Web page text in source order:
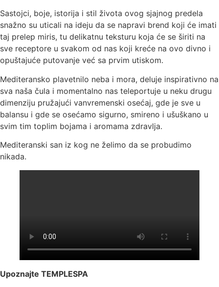
Sastojci, boje, istorija i stil života ovog sjajnog predela
snažno su uticali na ideju da se napravi brend koji će imati
taj prelep miris, tu delikatnu teksturu koja će se širiti na
sve receptore u svakom od nas koji kreće na ovo divno i
opuštajuće putovanje već sa prvim utiskom.
Mediteransko plavetnilo neba i mora, deluje inspirativno na
sva naša čula i momentalno nas teleportuje u neku drugu
dimenziju pružajući vanvremenski osećaj, gde je sve u
balansu i gde se osećamo sigurno, smireno i ušuškano u
svim tim toplim bojama i aromama zdravlja.
Mediteranski san iz kog ne želimo da se probudimo
nikada.
Upoznajte TEMPLESPA